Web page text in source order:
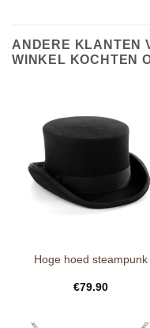
ANDERE KLANTEN
WINKEL KOCHTEN
Hoge hoed steampunk
€79.90